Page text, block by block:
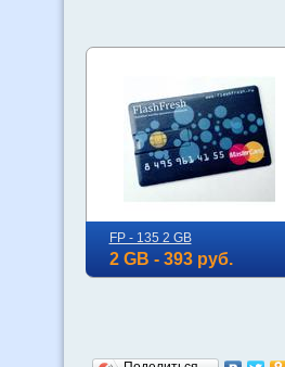
FP - 135 2 GB
2 GB - 393 руб.